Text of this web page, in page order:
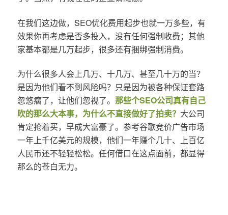
在我们这边做，SEO优化费用起步也就一万多些，有
效果你再考虑是否多投入，没有任何强制收费；其他
家基本都是几万起步，很多还有捆绑强制消费。
为什么很多人会上几万、十几万、甚至几十万的当？
是因为他们看不到风险吗？只是因为被各种保证套路
忽悠瘸了，让他们忽视了。 那些个SEO公司真有自己
吹的那么大本事，为什么不直接做好了拍卖？ 大公司
肯定抢着买，早成大富豪了。参考谷歌竞价广告市场
一年上千亿美元的规模，他们一年赚个几十、上百亿
人民币还不轻轻松松。任何借口在这点面前，都显得
那么的苍白无力。